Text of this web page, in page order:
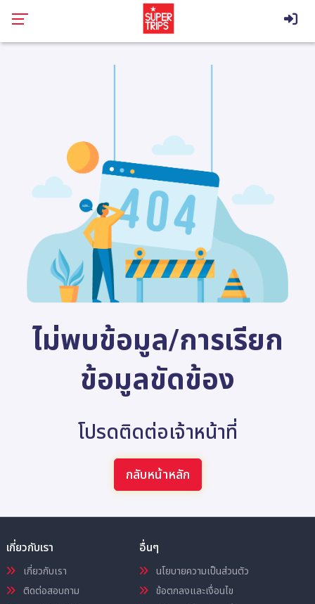
ไม่พบข้อมูล/การเรียก
ข้อมูลขัดข้อง
โปรดติดต่อเจ้าหน้าที่
กลับหน้าหลัก
เกี่ยวกับเรา
เกี่ยวกับเรา
ติดต่อสอบถาม
อื่นๆ
นโยบายความเป็นส่วนตัว
ข้อตกลงและเงื่อนไข